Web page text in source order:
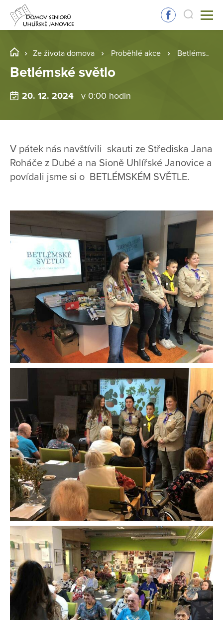
Ze života domova Proběhlé akce Betlémské světlo
Betlémské světlo
20. 12. 2024 v 0:00 hodin
V pátek nás navštívili skauti ze Střediska Jana
Roháče z Dubé a na Sioně Uhlířské Janovice a
povídali jsme si o BETLÉMSKÉM SVĚTLE.